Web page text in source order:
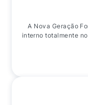
A Nova Geração
interno totalmente